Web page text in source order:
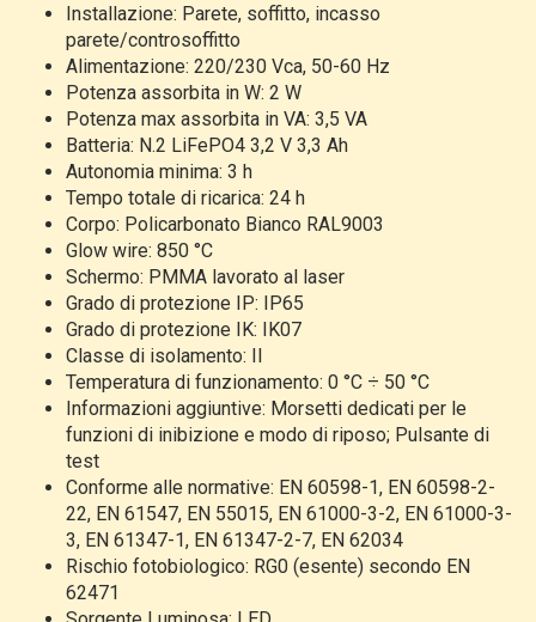
Installazione: Parete, soffitto, incasso
parete/controsoffitto
Alimentazione: 220/230 Vca, 50-60 Hz
Potenza assorbita in W: 2 W
Potenza max assorbita in VA: 3,5 VA
Batteria: N.2 LiFePO4 3,2 V 3,3 Ah
Autonomia minima: 3 h
Tempo totale di ricarica: 24 h
Corpo: Policarbonato Bianco RAL9003
Glow wire: 850 °C
Schermo: PMMA lavorato al laser
Grado di protezione IP: IP65
Grado di protezione IK: IK07
Classe di isolamento: II
Temperatura di funzionamento: 0 °C ÷ 50 °C
Informazioni aggiuntive: Morsetti dedicati per le
funzioni di inibizione e modo di riposo; Pulsante di
test
Conforme alle normative: EN 60598-1, EN 60598-2-
22, EN 61547, EN 55015, EN 61000-3-2, EN 61000-3-
3, EN 61347-1, EN 61347-2-7, EN 62034
Rischio fotobiologico: RG0 (esente) secondo EN
62471